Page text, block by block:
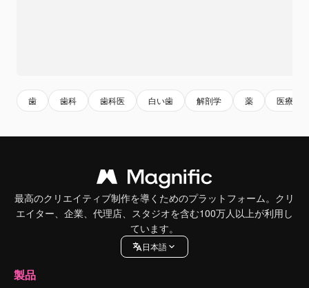
歯 歯科 歯科医 白い歯 解剖学 薬 医療
最高のクリエイティブ制作を導くためのプラットフォーム。クリ
エイター、企業、代理店、スタジオを含む100万人以上が利用し
ています。
日本語
製品